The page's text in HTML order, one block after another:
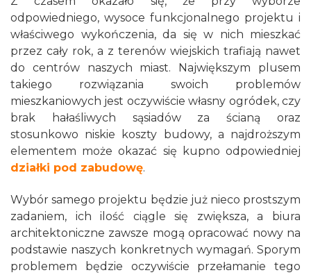
odpowiedniego, wysoce funkcjonalnego projektu i
właściwego wykończenia, da się w nich mieszkać
przez cały rok, a z terenów wiejskich trafiają nawet
do centrów naszych miast. Największym plusem
takiego rozwiązania swoich problemów
mieszkaniowych jest oczywiście własny ogródek, czy
brak hałaśliwych sąsiadów za ścianą oraz
stosunkowo niskie koszty budowy, a najdroższym
elementem może okazać się kupno odpowiedniej
działki pod zabudowę.
Wybór samego projektu będzie już nieco prostszym
zadaniem, ich ilość ciągle się zwiększa, a biura
architektoniczne zawsze mogą opracować nowy na
podstawie naszych konkretnych wymagań. Sporym
problemem będzie oczywiście przełamanie tego